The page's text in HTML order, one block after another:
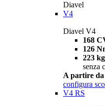
Diavel
V4
Diavel V4
168
126
223 kg
senza
A partire da
configura
V4 RS